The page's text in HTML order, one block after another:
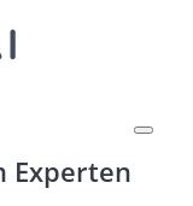
Experten